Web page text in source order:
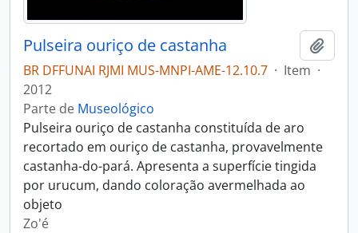
Pulseira ouriço de castanha
BR DFFUNAI RJMI MUS-MNPI-AME-12.10.7 · Item ·
2012
Parte de Museológico
Pulseira ouriço de castanha constituída de aro
recortado em ouriço de castanha, provavelmente
castanha-do-pará. Apresenta a superfície tingida
por urucum, dando coloração avermelhada ao
objeto
Zo'é